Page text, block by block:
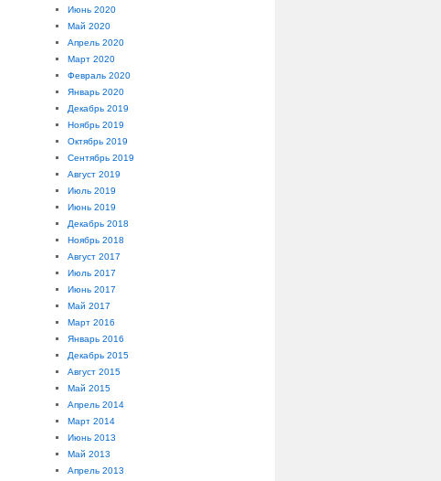
Июнь 2020
Май 2020
Апрель 2020
Март 2020
Февраль 2020
Январь 2020
Декабрь 2019
Ноябрь 2019
Октябрь 2019
Сентябрь 2019
Август 2019
Июль 2019
Июнь 2019
Декабрь 2018
Ноябрь 2018
Август 2017
Июль 2017
Июнь 2017
Май 2017
Март 2016
Январь 2016
Декабрь 2015
Август 2015
Май 2015
Апрель 2014
Март 2014
Июнь 2013
Май 2013
Апрель 2013